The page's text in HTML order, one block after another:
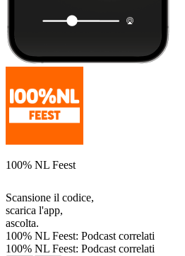
100% NL Feest
Scansione il codice,
scarica l'app,
ascolta.
100% NL Feest: Podcast correlati
100% NL Feest: Podcast correlati